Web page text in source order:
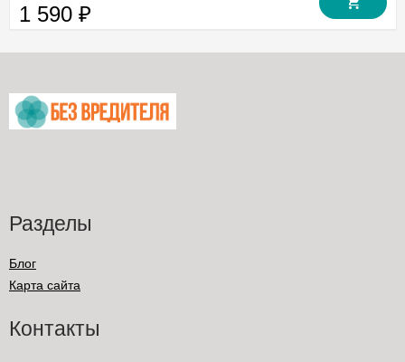
1 590 ₽
Разделы
Блог
Карта сайта
Контакты